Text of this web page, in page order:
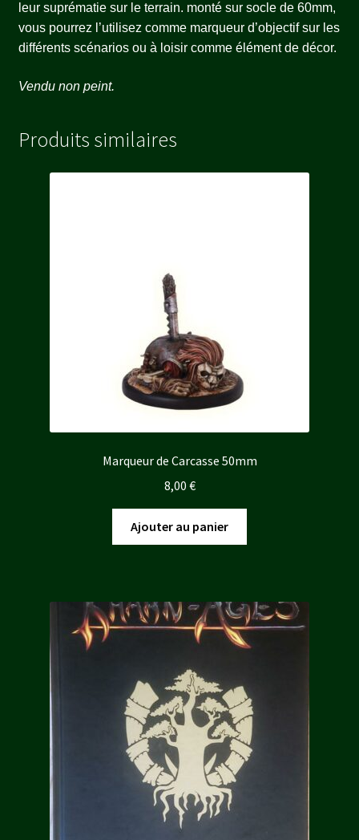
leur suprématie sur le terrain. monté sur socle de 60mm,
vous pourrez l’utilisez comme marqueur d’objectif sur les
différents scénarios ou à loisir comme élément de décor.
Vendu non peint.
Produits similaires
Marqueur de Carcasse 50mm
8,00 €
Ajouter au panier